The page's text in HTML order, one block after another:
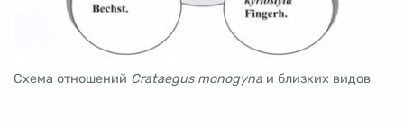
Схема отношений Crataegus monogynaи близких видов